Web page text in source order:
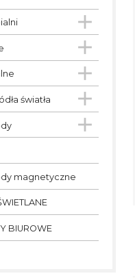



światła 

magnetyczne
BIUROWE